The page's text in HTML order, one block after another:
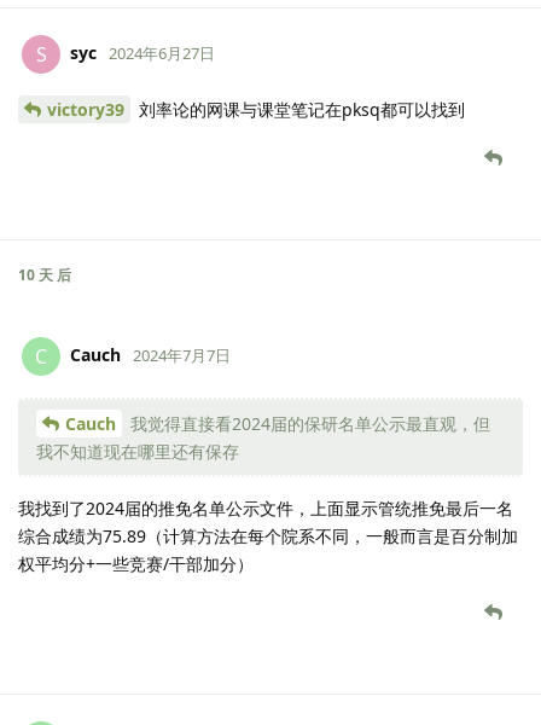
S syc 2024年6月27日
victory39 刘率论的网课与课堂笔记在pksq都可以找到
10 天 后
C Cauch 2024年7月7日
Cauch
我觉得直接看2024届的保研名单公示最直观，但
我不知道现在哪里还有保存
我找到了2024届的推免名单公示文件，上面显示管统推免最后一名
综合成绩为75.89（计算方法在每个院系不同，一般而言是百分制加
权平均分+一些竞赛/干部加分）